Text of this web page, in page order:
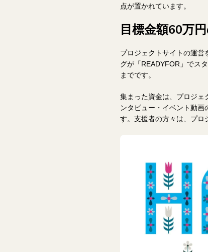
点が置かれています。
目標金額60万
プロジェクトサイトの運営
グが「READYFOR」でス
までです。
集まった資金は、プロジェ
ンタビュー・イベント動
す。支援者の方々は、プロ